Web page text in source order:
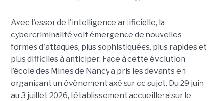
Avec l'essor de l'intelligence artificielle, la
cybercriminalité voit émergence de nouvelles
formes d'attaques, plus sophistiquées, plus rapides et
plus difficiles à anticiper. Face à cette évolution
l’école des Mines de Nancy a pris les devants en
organisant un évènement axé sur ce sujet. Du 29 juin
au 3 juillet 2026, l’établissement accueillera sur le